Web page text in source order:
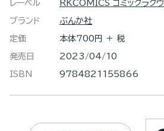
レーベル RKCOMICS コミックラクウ
ブランド ぶんか社
定価 本体700円 ＋ 税
発売日 2023/04/10
ISBN 9784821155866